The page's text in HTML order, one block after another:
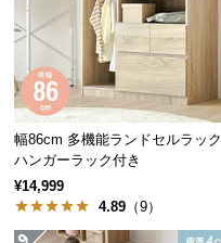
つ
て
会
員
規
約
に
幅86cm 多機能ランドセルラック
ハンガーラック付き
¥14,999
4.89 （9）